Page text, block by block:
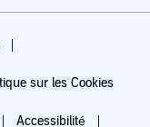
sur les Cookies
Accessibilité